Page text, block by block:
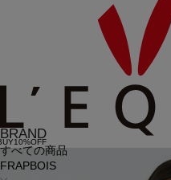
BRAND
すべての商品
FRAPBOIS